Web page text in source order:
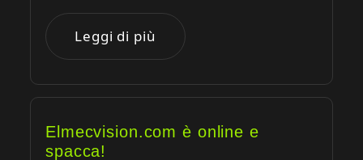
Leggi di più
Elmecvision.com è online e
spacca!